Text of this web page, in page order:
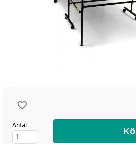
Antal: